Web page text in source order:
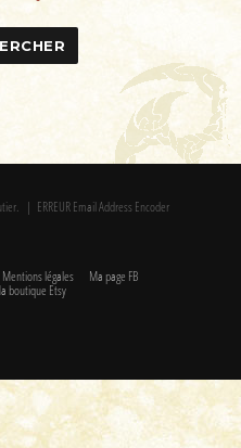
| ERREUR Email Address Encoder
Mentions légales Ma page FB
boutique Etsy